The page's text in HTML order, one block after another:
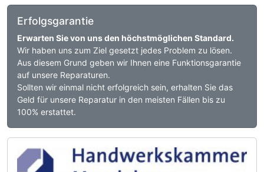
Erfolgsgarantie
Erwarten Sie von uns den höchstmöglichen Standard.
Wir haben uns zum Ziel gesetzt jedes Problem zu lösen.
Aus diesem Grund geben wir Ihnen eine Funktionsgarantie
auf unsere Reparaturen.
Sollten wir einmal nicht erfolgreich sein, erhalten Sie das
Geld für unsere Reparatur in den meisten Fällen bis zu
100% erstattet.